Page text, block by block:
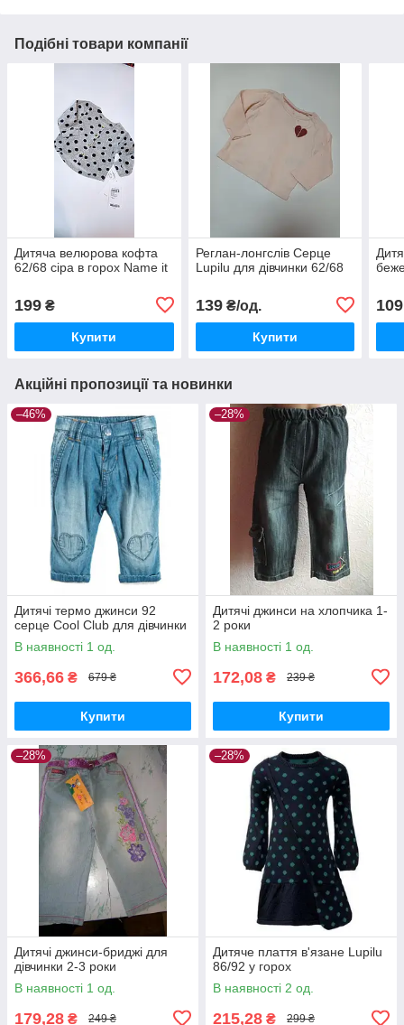
Подібні товари компанії
Дитяча велюрова кофта
62/68 сіра в горох Name it
199 ₴
Купити
Реглан-лонгслів Серце
Lupilu для дівчинки 62/68
139₴/од.
Купити
109
Акційні пропозиції та новинки
–46%
Дитячі термо джинси 92
серце Cool Club для дівчинки
В наявності 1 од.
366,66 ₴ 679 ₴
Купити
–28%
Дитячі джинси на хлопчика 1-
2 роки
В наявності 1 од.
172,08 ₴ 239 ₴
Купити
–28%
Дитячі джинси-бриджі для
дівчинки 2-3 роки
В наявності 1 од.
179,28 ₴ 249 ₴
–28%
Дитяче плаття в'язане Lupilu
86/92 у горох
В наявності 2 од.
215,28 ₴ 299 ₴